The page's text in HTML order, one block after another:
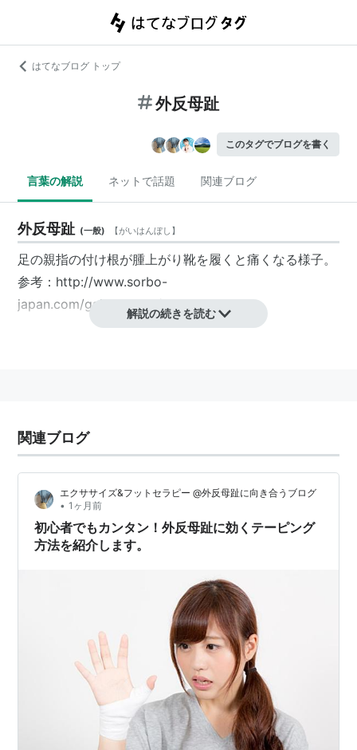
はてなブログ トップ
外反母趾
このタグでブログを書く
言葉の解説 ネットで話題 関連ブログ
外反母趾 (一般) 【がいはんぼし 】
足の親指の付け根が腫上がり靴を履くと痛くなる様子。
参考： http://www.sorbo-
japan.com/gaihanboshi/index.html
解説の続きを読む
関連ブログ
エクササイズ&フットセラピー @外反母趾に向き合うブログ
• 1ヶ月前
初心者でもカンタン！外反母趾に効くテーピング
方法を紹介します。